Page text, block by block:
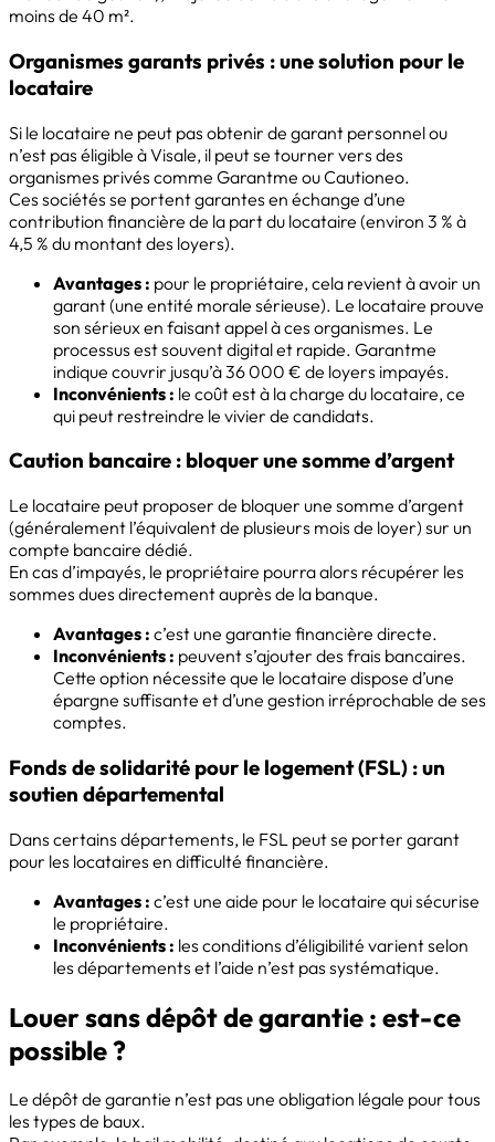
moins de 40 m².
Organismes garants privés : une solution pour le
locataire
Si le locataire ne peut pas obtenir de garant personnel ou
n’est pas éligible à Visale, il peut se tourner vers des
organismes privés comme Garantme ou Cautioneo.
Ces sociétés se portent garantes en échange d’une
contribution financière de la part du locataire (environ 3 % à
4,5 % du montant des loyers).
Avantages : pour le propriétaire, cela revient à avoir un
garant (une entité morale sérieuse). Le locataire prouve
son sérieux en faisant appel à ces organismes. Le
processus est souvent digital et rapide. Garantme
indique couvrir jusqu’à 36 000 € de loyers impayés.
Inconvénients : le coût est à la charge du locataire, ce
qui peut restreindre le vivier de candidats.
Caution bancaire : bloquer une somme d’argent
Le locataire peut proposer de bloquer une somme d’argent
(généralement l’équivalent de plusieurs mois de loyer) sur un
compte bancaire dédié.
En cas d’impayés, le propriétaire pourra alors récupérer les
sommes dues directement auprès de la banque.
Avantages : c’est une garantie financière directe.
Inconvénients : peuvent s’ajouter des frais bancaires.
Cette option nécessite que le locataire dispose d’une
épargne suffisante et d’une gestion irréprochable de ses
comptes.
Fonds de solidarité pour le logement (FSL) : un
soutien départemental
Dans certains départements, le FSL peut se porter garant
pour les locataires en difficulté financière.
Avantages : c’est une aide pour le locataire qui sécurise
le propriétaire.
Inconvénients : les conditions d’éligibilité varient selon
les départements et l’aide n’est pas systématique.
Louer sans dépôt de garantie : est-ce
possible ?
Le dépôt de garantie n’est pas une obligation légale pour tous
les types de baux.